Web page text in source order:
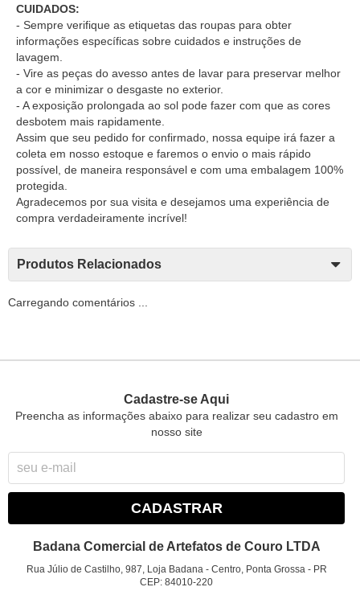
CUIDADOS:
- Sempre verifique as etiquetas das roupas para obter
informações específicas sobre cuidados e instruções de
lavagem.
- Vire as peças do avesso antes de lavar para preservar melhor
a cor e minimizar o desgaste no exterior.
- A exposição prolongada ao sol pode fazer com que as cores
desbotem mais rapidamente.
Assim que seu pedido for confirmado, nossa equipe irá fazer a
coleta em nosso estoque e faremos o envio o mais rápido
possível, de maneira responsável e com uma embalagem 100%
protegida.
Agradecemos por sua visita e desejamos uma experiência de
compra verdadeiramente incrível!
Produtos Relacionados
Carregando comentários ...
Cadastre-se Aqui
Preencha as informações abaixo para realizar seu cadastro em
nosso site
CADASTRAR
Badana Comercial de Artefatos de Couro LTDA
Rua Júlio de Castilho, 987, Loja Badana - Centro, Ponta Grossa - PR
CEP: 84010-220